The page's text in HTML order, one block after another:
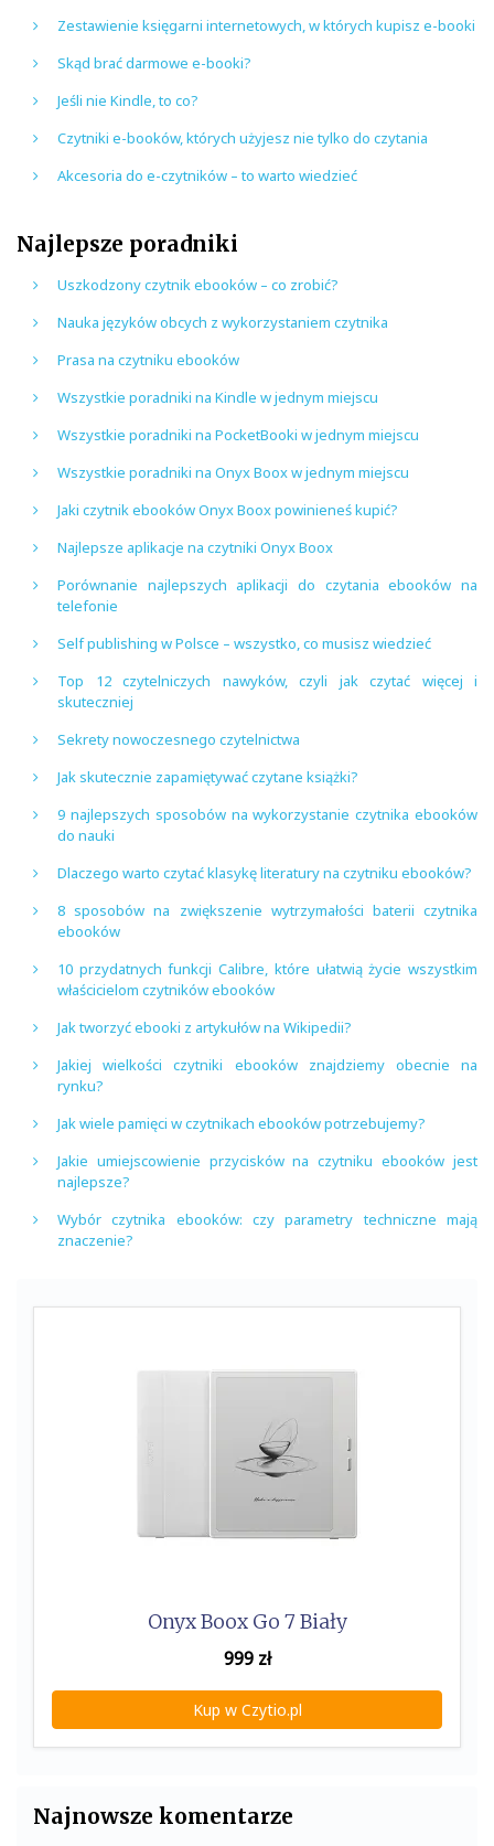
Zestawienie księgarni internetowych, w których kupisz e-booki
Skąd brać darmowe e-booki?
Jeśli nie Kindle, to co?
Czytniki e-booków, których użyjesz nie tylko do czytania
Akcesoria do e-czytników – to warto wiedzieć
Najlepsze poradniki
Uszkodzony czytnik ebooków – co zrobić?
Nauka języków obcych z wykorzystaniem czytnika
Prasa na czytniku ebooków
Wszystkie poradniki na Kindle w jednym miejscu
Wszystkie poradniki na PocketBooki w jednym miejscu
Wszystkie poradniki na Onyx Boox w jednym miejscu
Jaki czytnik ebooków Onyx Boox powinieneś kupić?
Najlepsze aplikacje na czytniki Onyx Boox
Porównanie najlepszych aplikacji do czytania ebooków na
telefonie
Self publishing w Polsce – wszystko, co musisz wiedzieć
Top 12 czytelniczych nawyków, czyli jak czytać więcej i
skuteczniej
Sekrety nowoczesnego czytelnictwa
Jak skutecznie zapamiętywać czytane książki?
9 najlepszych sposobów na wykorzystanie czytnika ebooków
do nauki
Dlaczego warto czytać klasykę literatury na czytniku ebooków?
8 sposobów na zwiększenie wytrzymałości baterii czytnika
ebooków
10 przydatnych funkcji Calibre, które ułatwią życie wszystkim
właścicielom czytników ebooków
Jak tworzyć ebooki z artykułów na Wikipedii?
Jakiej wielkości czytniki ebooków znajdziemy obecnie na
rynku?
Jak wiele pamięci w czytnikach ebooków potrzebujemy?
Jakie umiejscowienie przycisków na czytniku ebooków jest
najlepsze?
Wybór czytnika ebooków: czy parametry techniczne mają
znaczenie?
Onyx Boox Go 7 Biały
999zł
Kup w Czytio.pl
Najnowsze komentarze